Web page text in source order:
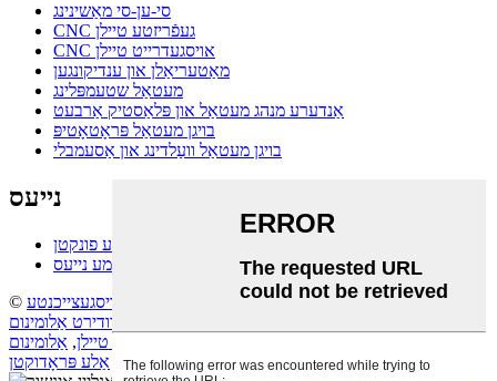
סי-ען-סי מאַשינינג
CNC געפֿריזטע טיילן
CNC אויסגעדרייט טיילן
מאַטעריאַלן און ענדיקונגען
מעטאַל שטעמפּלינג
אַנדערע מנהג מעטאַל און פּלאַסטיק אַרבעט
בויגן מעטאַל פּראָטאָטיפּ
בויגן מעטאַל וועַלדינג און אַסעמבלי
נייעס
טעכנישע פונקטן
פירמע נייעס
© קאַפּירייט - 2010-2024: אַלע רעכטן רעזערווירט.
אויסגעצייכנטע
עקסטרודירט אַלומינום
אַנאָדיזירטע אַלומינום טיילן, אַלומינום
פּראָפיל,4-אַקס אַלע פּראָדוקטן